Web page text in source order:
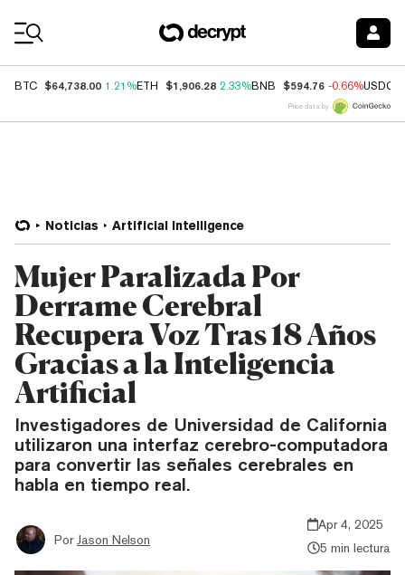
BTC $64,738.00 1.21%ETH $1,906.28 2.33%BNB $594.76 -0.66%USDC
Price data by
Noticias Artificial Intelligence
Mujer Paralizada Por
Derrame Cerebral
Recupera Voz Tras 18 Años
Gracias a la Inteligencia
Artificial
Investigadores de Universidad de California
utilizaron una interfaz cerebro-computadora
para convertir las señales cerebrales en
habla en tiempo real.
Por Jason Nelson
Apr 4, 2025
5 min lectura